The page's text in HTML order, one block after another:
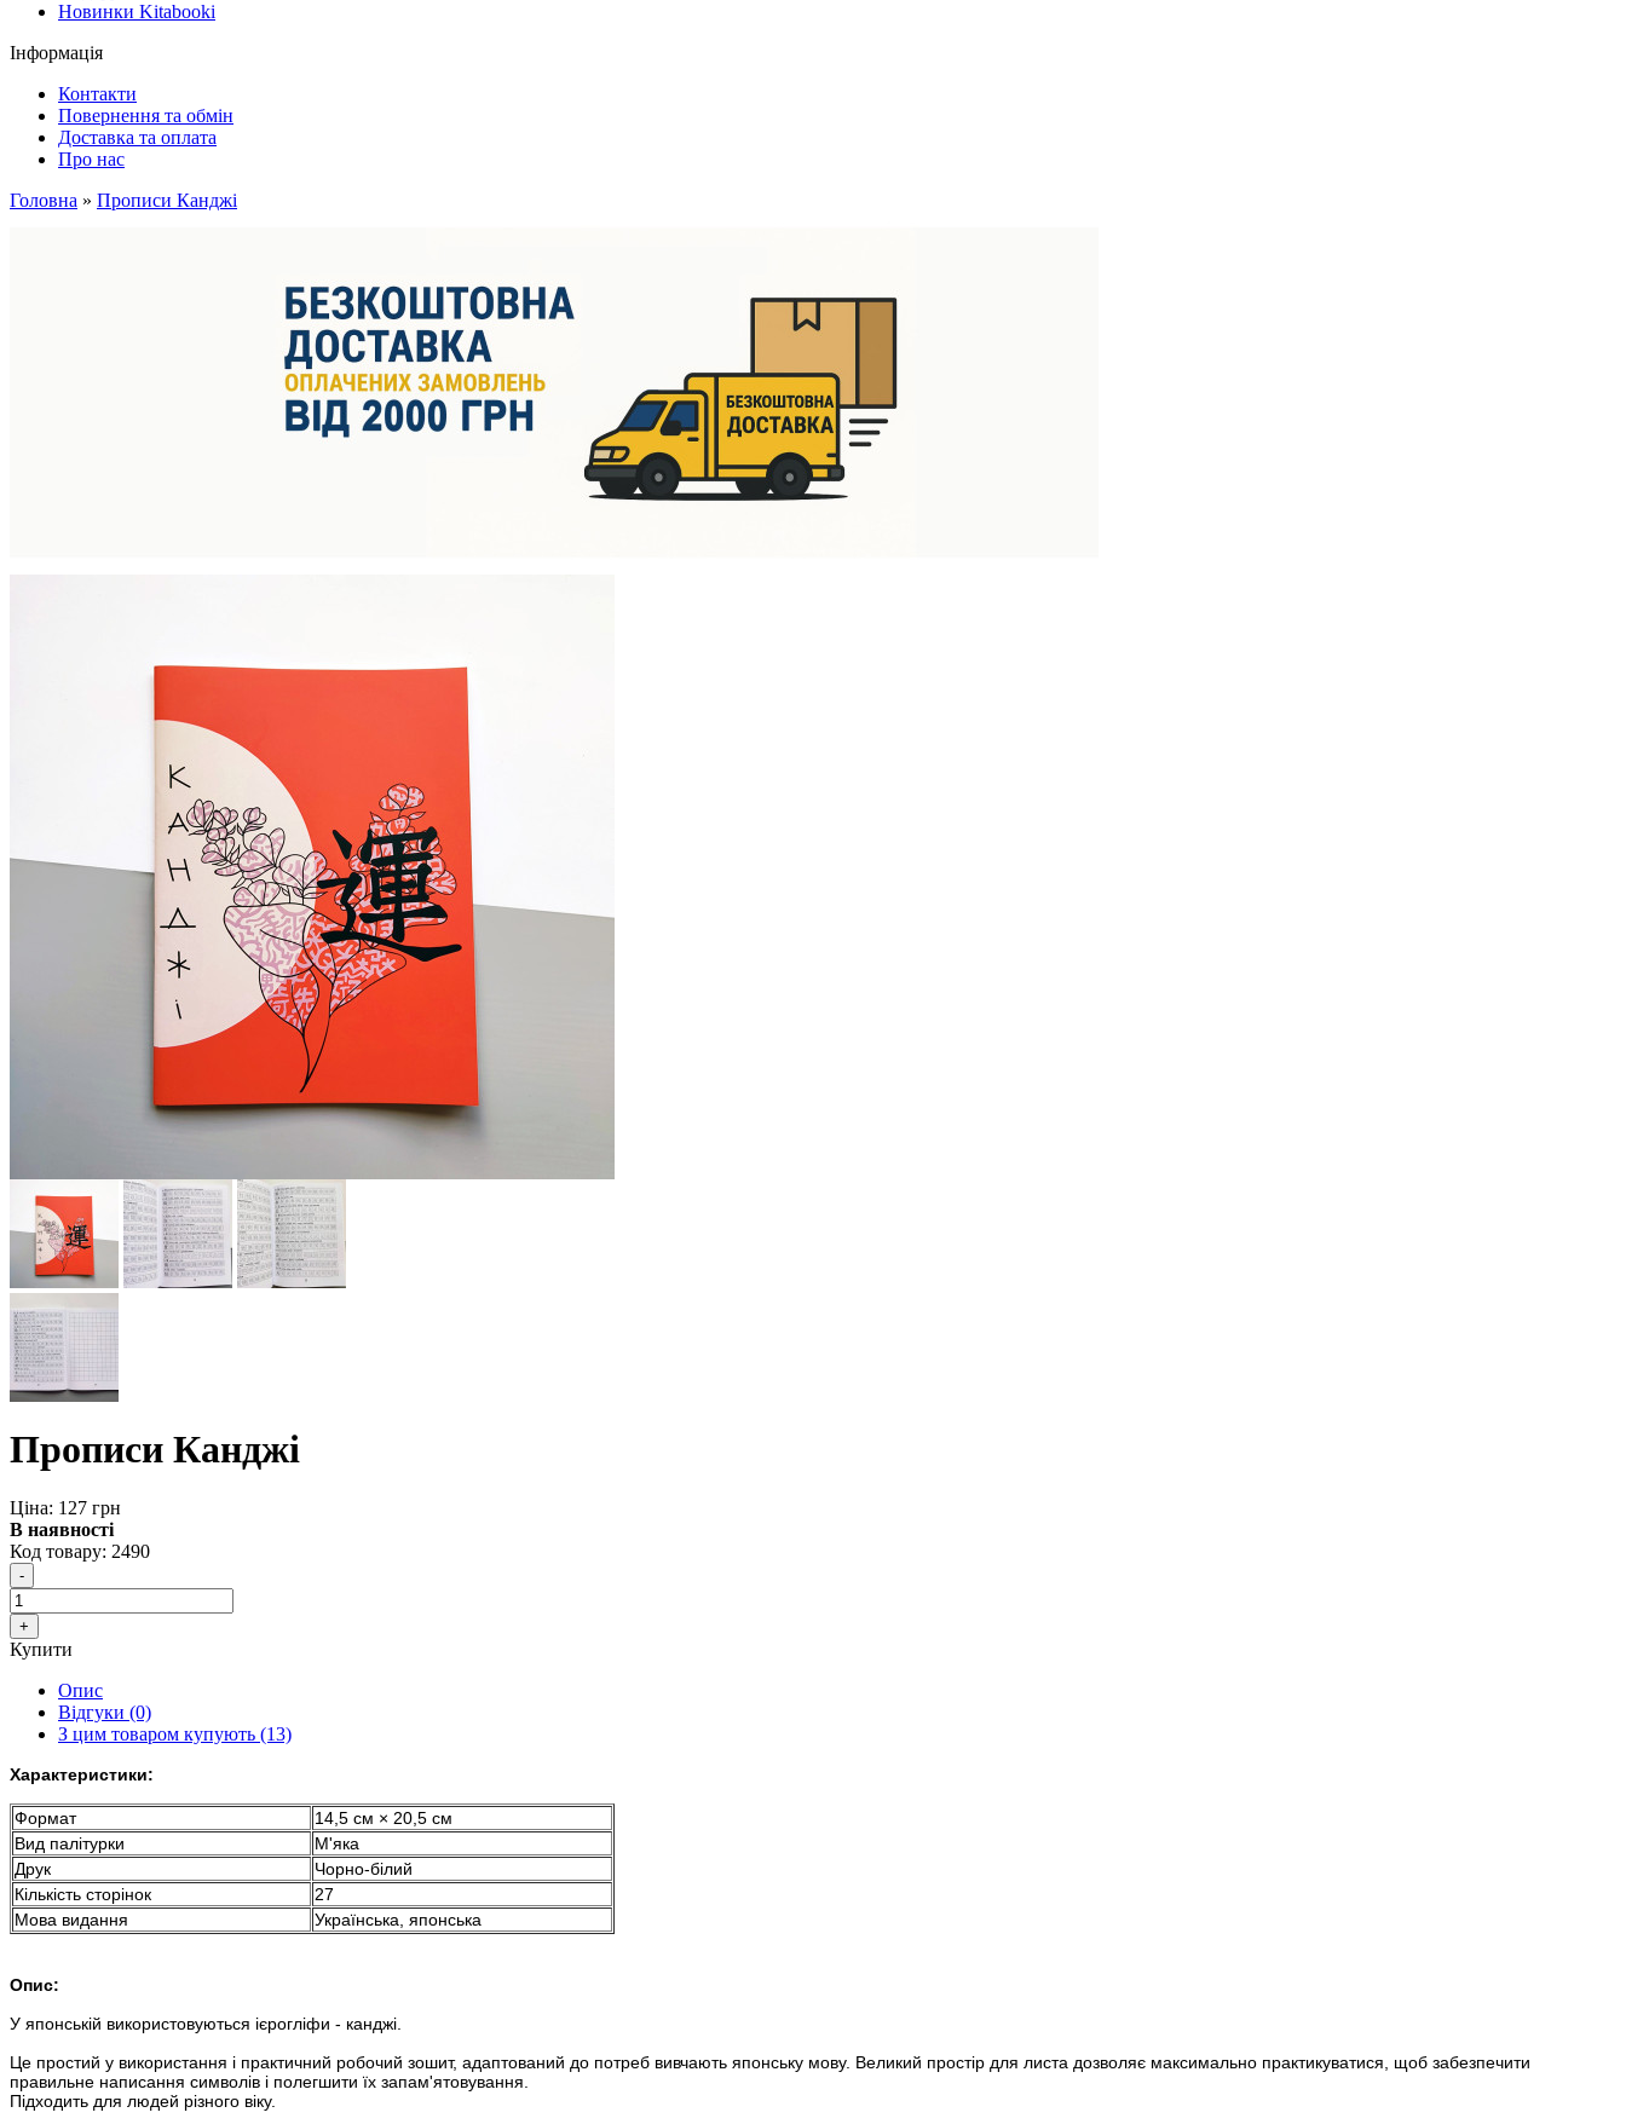
Новинки Kitabooki
Інформація
Контакти
Повернення та обмін
Доставка та оплата
Про нас
Головна » Прописи Канджі
Прописи Канджі
Ціна: 127 грн
В наявності
Код товару: 2490
Купити
Опис
Відгуки (0)
З цим товаром купують (13)
Характеристики:
Формат
14,5 см × 20,5 см
Вид палітурки
М'яка
Друк
Чорно-білий
Кількість сторінок
27
Мова видання
Українська, японська
Опис:
У японській використовуються ієрогліфи - канджі.
Це простий у використання і практичний робочий зошит, адаптований до потреб вивчають японську мову. Великий простір для листа дозволяє максимально практикуватися, щоб забезпечити
правильне написання символів і полегшити їх запам'ятовування.
Підходить для людей різного віку.